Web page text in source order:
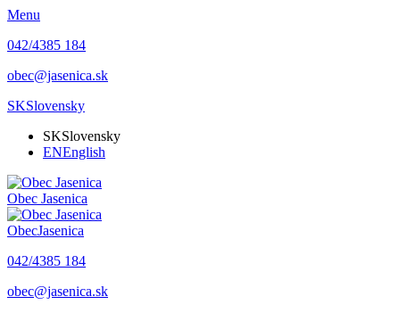
Menu
042/4385 184
obec@jasenica.sk
SKSlovensky
SKSlovensky
ENEnglish
Obec Jasenica
ObecJasenica
042/4385 184
obec@jasenica.sk